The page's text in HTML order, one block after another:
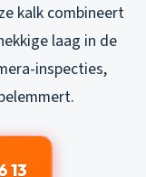
kalk combineert
laag in de
inspecties,
13